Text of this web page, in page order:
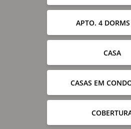
APTO. 4
CASA
CASAS EM